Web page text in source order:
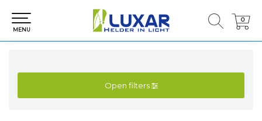
0
0
MENU
Open filters